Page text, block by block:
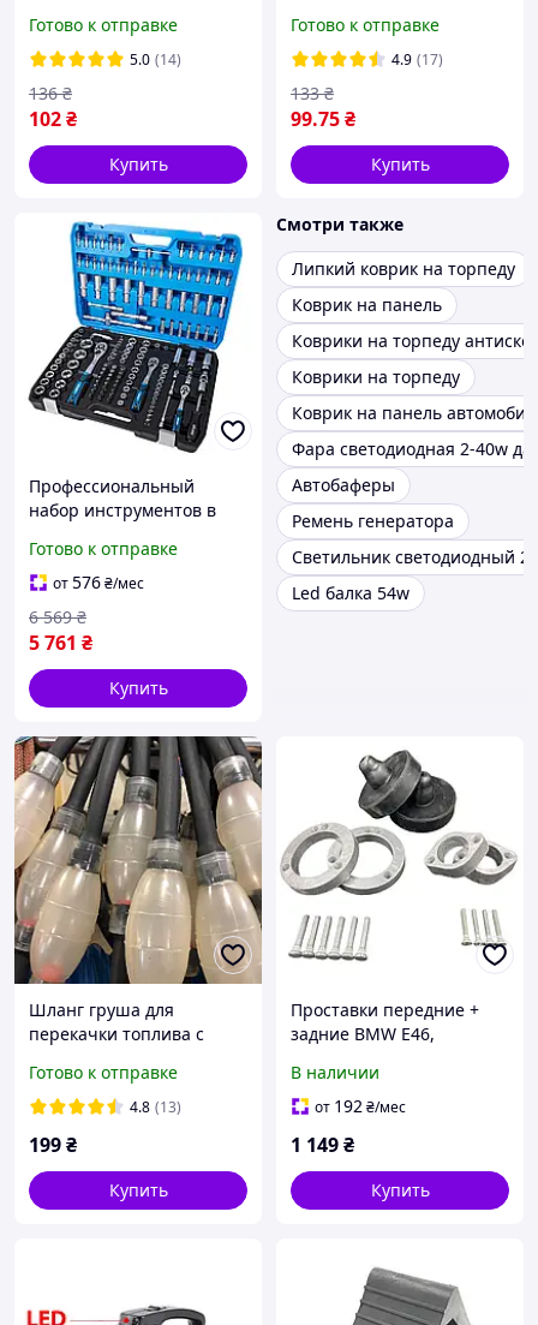
Готово к отправке
5.0 (14)
102₴
136 ₴
Купить
Готово к отправке
4.9 (17)
99.75₴
133 ₴
Купить
Профессиональный
набор инструментов в
3/8" 72Т, CR-V, 151ед.
Готово к отправке
от576₴/мес
5 761 ₴
6 569 ₴
Купить
Смотри также
Липкий коврик на торпеду
Коврик на панель
Коврики на торпеду
Коврики на торпеду
Коврик на панель
Фара светодиодная 2-40w
Автобаферы
Ремень генератора
Светильник светодиодный
Led балка 54w
Шланг груша для
перекачки топлива с
Готово к отправке
4.8 (13)
199₴
Купить
Проставки передние +
задние BMW E46,
В наличии
от 192₴/мес
1 149₴
Купить